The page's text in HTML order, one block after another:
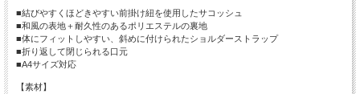
■結びやすくほどきやすい前掛け紐を使用したサコッシュ
■和風の表地＋耐久性のあるポリエステルの裏地
■体にフィットしやすい、斜めに付けられたショルダーストラップ
■折り返して閉じられる口元
■A4サイズ対応
【素材】